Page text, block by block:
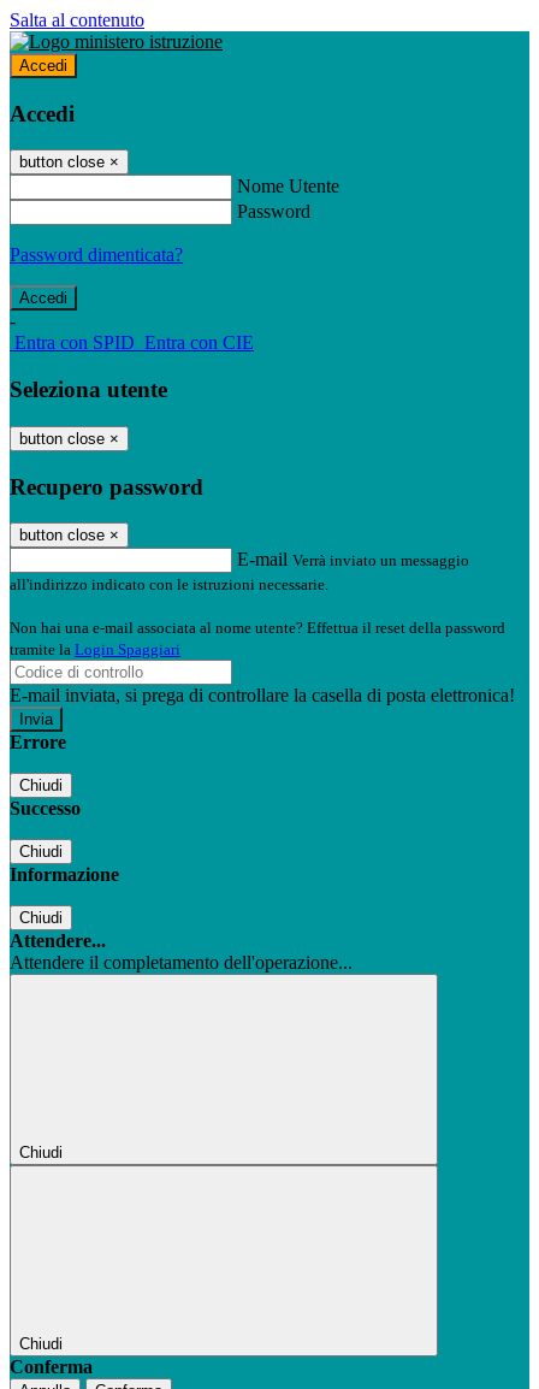
Salta al contenuto
Accedi
Accedi
button close ×
Nome Utente
Password
Password dimenticata?
-
Entra con SPID Entra con CIE
Seleziona utente
button close ×
Recupero password
button close ×
E-mail Verrà inviato un messaggio
all'indirizzo indicato con le istruzioni necessarie.
Non hai una e-mail associata al nome utente? Effettua il reset della password
tramite la Login Spaggiari
E-mail inviata, si prega di controllare la casella di posta elettronica!
Errore
Chiudi
Successo
Chiudi
Informazione
Chiudi
Attendere...
Attendere il completamento dell'operazione...
Chiudi
Chiudi
Conferma